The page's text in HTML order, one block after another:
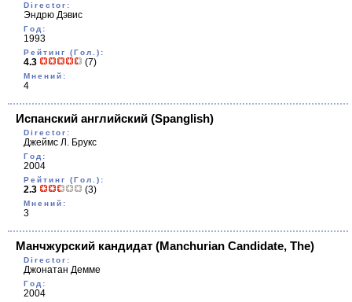
Director:
Эндрю Дэвис
Год:
1993
Рейтинг (Гол.):
4.3 (7)
Мнений:
4
Испанский английский (Spanglish)
Director:
Джеймс Л. Брукс
Год:
2004
Рейтинг (Гол.):
2.3 (3)
Мнений:
3
Манчжурский кандидат (Manchurian Candidate, The)
Director:
Джонатан Демме
Год:
2004